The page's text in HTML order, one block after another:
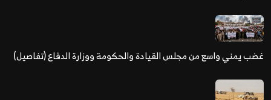
غضب يمني واسع من مجلس القيادة والحكومة ووزارة الدفاع (تفاصيل)